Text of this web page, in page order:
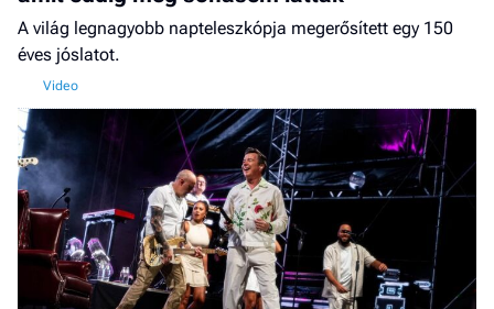
A világ legnagyobb napteleszkópja megerősített egy 150
éves jóslatot.